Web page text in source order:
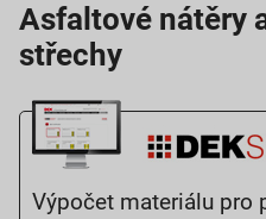
Asfaltové nátěry
střechy
Výpočet materiálu pro